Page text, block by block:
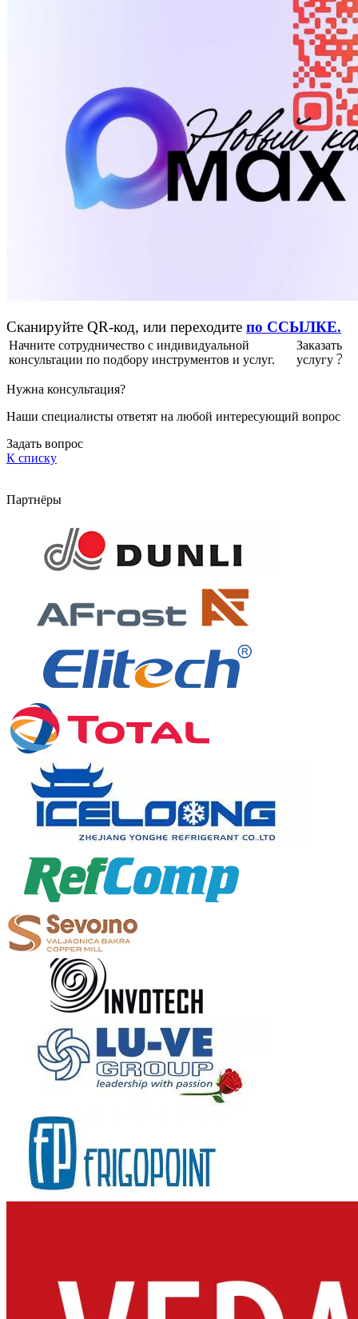
Сканируйте QR-код, или переходите по ССЫЛКЕ.
Начните сотрудничество с индивидуальной
консультации по подбору инструментов и услуг.
Заказать
услугу
Нужна консультация?
Наши специалисты ответят на любой интересующий вопрос
Задать вопрос
К списку
Партнёры